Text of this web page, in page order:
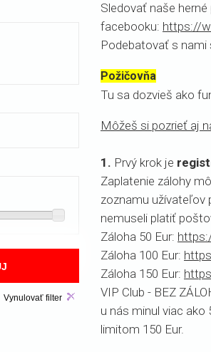
Sledovať naše
facebooku: https://
Podebatovať s
Požičovňa
Tu sa dozvieš ako
Môžeš si pozrieť aj
1. Prvý krok je
Zaplatenie zálohy
zoznamu užívateľov
nemuseli platiť
Záloha 50 Eur:
Záloha 100 Eur:
Záloha 150 Eur:
VIP Club - BEZ
u nás minul viac
limitom 150 Eur.
Vynulovať filter